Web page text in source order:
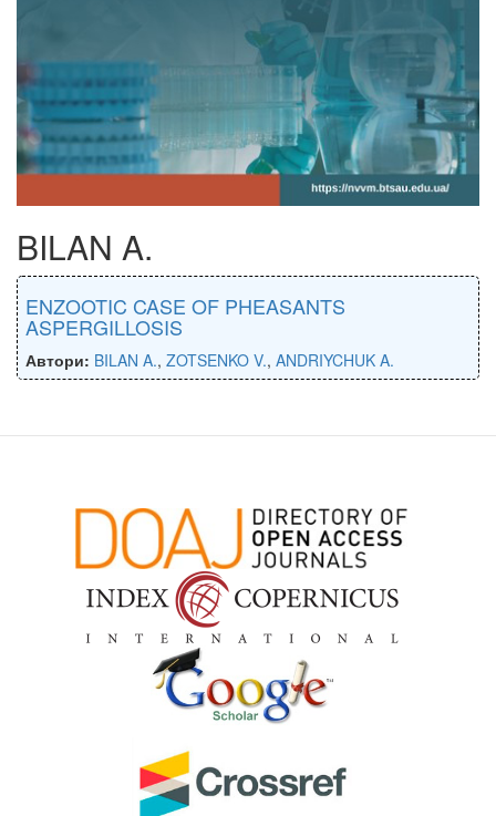
BILAN A.
ENZOOTIC CASE OF PHEASANTS
ASPERGILLOSIS
Автори: BILAN A., ZOTSENKO V., ANDRIYCHUK A.